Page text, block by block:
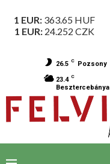
1 EUR: 363.65 HUF
1 EUR: 24.252 CZK
26.5 C Pozsony
23.4 C
Besztercebánya